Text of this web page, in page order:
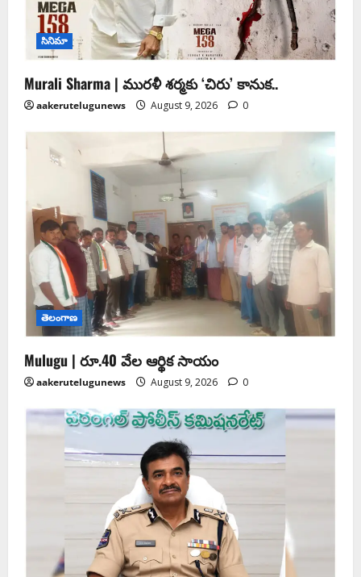
సినిమా
Murali Sharma | మురళీ శర్మకు ‘చిరు’ కానుక..
aakerutelugunews August 9, 2026 0
తెలంగాణ
Mulugu | రూ.40 వేల ఆర్థిక సాయం
aakerutelugunews August 9, 2026 0